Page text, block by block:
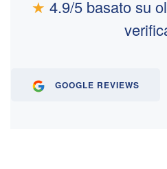
★ 4.9/5 basato su
GOOGLE REVIEWS